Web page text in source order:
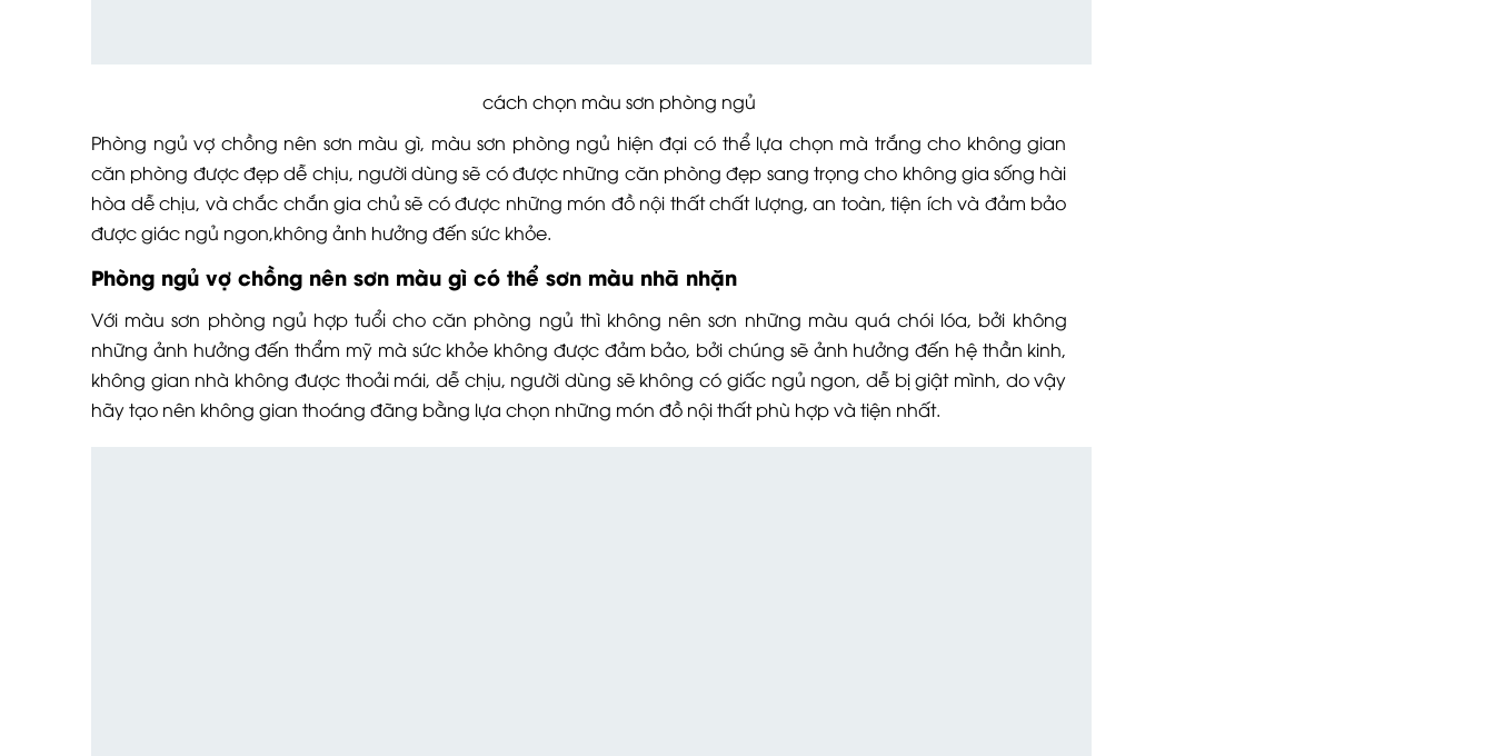
cách chọn màu sơn phòng ngủ
Phòng ngủ vợ chồng nên sơn màu gì, màu sơn phòng ngủ hiện đại có thể lựa chọn mà trắng cho không gian
căn phòng được đẹp dễ chịu, người dùng sẽ có được những căn phòng đẹp sang trọng cho không gia sống hài
hòa dễ chịu, và chắc chắn gia chủ sẽ có được những món đồ nội thất chất lượng, an toàn, tiện ích và đảm bảo
được giác ngủ ngon,không ảnh hưởng đến sức khỏe.
Phòng ngủ vợ chồng nên sơn màu gì có thể sơn màu nhã nhặn
Với màu sơn phòng ngủ hợp tuổi cho căn phòng ngủ thì không nên sơn những màu quá chói lóa, bởi không
những ảnh hưởng đến thẩm mỹ mà sức khỏe không được đảm bảo, bởi chúng sẽ ảnh hưởng đến hệ thần kinh,
không gian nhà không được thoải mái, dễ chịu, người dùng sẽ không có giấc ngủ ngon, dễ bị giật mình, do vậy
hãy tạo nên không gian thoáng đãng bằng lựa chọn những món đồ nội thất phù hợp và tiện nhất.